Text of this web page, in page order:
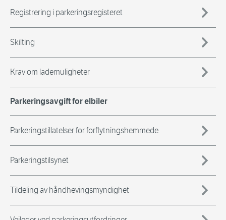
Registrering i parkeringsregisteret
Skilting
Krav om lademuligheter
Parkeringsavgift for elbiler
Parkeringstillatelser for forflytningshemmede
Parkeringstilsynet
Tildeling av håndhevingsmyndighet